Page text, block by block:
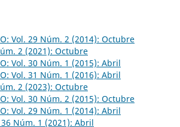
Vol. 29 Núm. 2 (2014): Octubre
2 (2021): Octubre
Vol. 30 Núm. 1 (2015): Abril
Vol. 31 Núm. 1 (2016): Abril
2 (2023): Octubre
Vol. 30 Núm. 2 (2015): Octubre
Vol. 29 Núm. 1 (2014): Abril
36 Núm. 1 (2021): Abril